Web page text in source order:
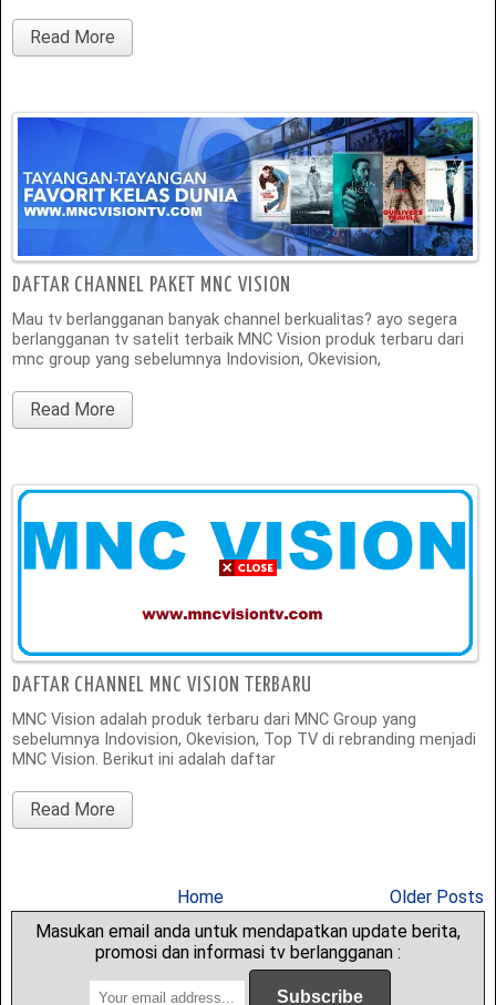
Read More
DAFTAR CHANNEL PAKET MNC VISION
Mau tv berlangganan banyak channel berkualitas? ayo segera
berlangganan tv satelit terbaik MNC Vision produk terbaru dari
mnc group yang sebelumnya Indovision, Okevision,
Read More
DAFTAR CHANNEL MNC VISION TERBARU
MNC Vision adalah produk terbaru dari MNC Group yang
sebelumnya Indovision, Okevision, Top TV di rebranding menjadi
MNC Vision. Berikut ini adalah daftar
Read More
Home
Older Posts
Masukan email anda untuk mendapatkan update berita,
promosi dan informasi tv berlangganan :